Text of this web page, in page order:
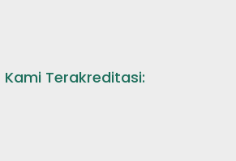
Kami Terakreditasi: